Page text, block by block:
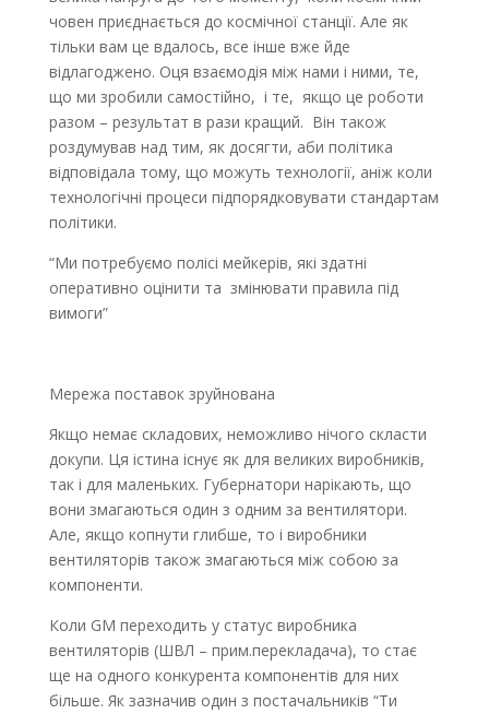
човен приєднається до космічної станції. Але як
тільки вам це вдалось, все інше вже йде
відлагоджено. Оця взаємодія між нами і ними, те,
що ми зробили самостійно, і те, якщо це роботи
разом – результат в рази кращий. Він також
роздумував над тим, як досягти, аби політика
відповідала тому, що можуть технології, аніж коли
технологічні процеси підпорядковувати стандартам
політики.
“Ми потребуємо полісі мейкерів, які здатні
оперативно оцінити та змінювати правила під
вимоги”
Мережа поставок зруйнована
Якщо немає складових, неможливо нічого скласти
докупи. Ця істина існує як для великих виробників,
так і для маленьких. Губернатори нарікають, що
вони змагаються один з одним за вентилятори.
Але, якщо копнути глибше, то і виробники
вентиляторів також змагаються між собою за
компоненти.
Коли GM переходить у статус виробника
вентиляторів (ШВЛ – прим.перекладача), то стає
ще на одного конкурента компонентів для них
більше. Як зазначив один з постачальників “Ти